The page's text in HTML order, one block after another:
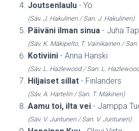
Joutsenlaulu - Yö
(Säv. J. Hakulinen / San. J. Hakulinen)
Päiväni ilman sinua - Juha
(Säv. K. Mäkipelto, T. Vainikainen /
Kotiviini - Anna Hanski
(Säv. L. Hazlewood / San. L.
Hiljaiset sillat - Finlanders
(Säv. A. Hartelin / San. T. Mäkinen)
Aamu toi, ilta vei - Jamppa
(Säv. V. Juntunen / San. V. Juntunen)